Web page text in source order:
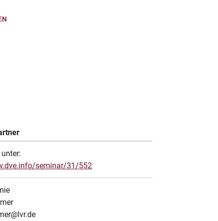
seminar/31/552